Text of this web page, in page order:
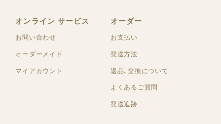
オンライン サービス
お問い合わせ
オーダーメイド
マイアカウント
オーダー
お支払い
発送方法
返品､交換について
よくあるご質問
発送追跡